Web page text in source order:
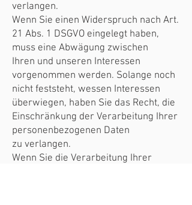
verlangen.
Wenn Sie einen Widerspruch nach Art.
21 Abs. 1 DSGVO eingelegt haben,
muss eine Abwägung zwischen
Ihren und unseren Interessen
vorgenommen werden. Solange noch
nicht feststeht, wessen Interessen
überwiegen, haben Sie das Recht, die
Einschränkung der Verarbeitung Ihrer
personenbezogenen Daten
zu verlangen.
Wenn Sie die Verarbeitung Ihrer